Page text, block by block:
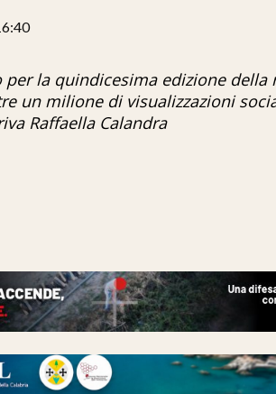
la quindicesima edizione della
un milione di visualizzazioni
Raffaella Calandra